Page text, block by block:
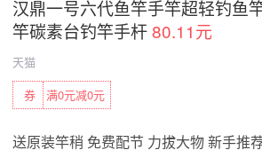
汉鼎一号六代鱼竿手竿超轻钓鱼
竿碳素台钓竿手杆80.11元
天猫
满0元减0元
券
送原装竿稍 免费配节 力拔大物 新手推